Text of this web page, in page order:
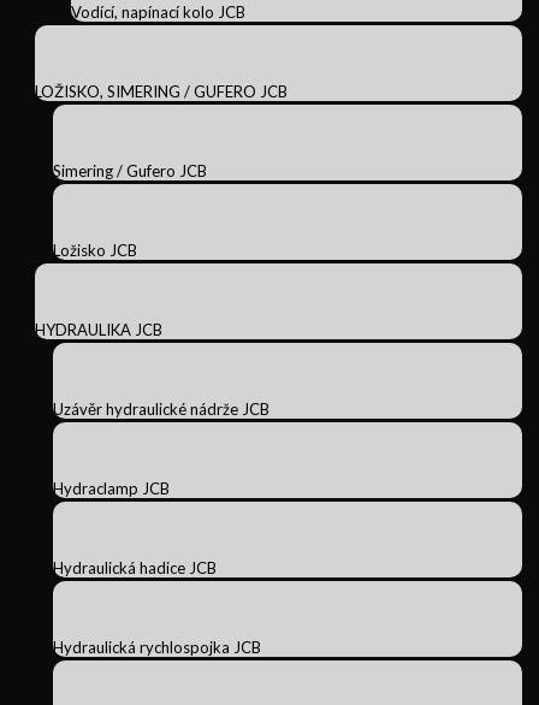
Vodící, napínací kolo JCB
LOŽISKO, SIMERING / GUFERO JCB
Simering / Gufero JCB
Ložisko JCB
HYDRAULIKA JCB
Uzávěr hydraulické nádrže JCB
Hydraclamp JCB
Hydraulická hadice JCB
Hydraulická rychlospojka JCB